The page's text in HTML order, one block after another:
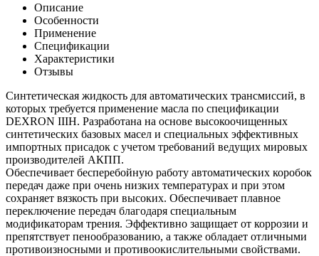
Описание
Особенности
Применение
Спецификации
Характеристики
Отзывы
Синтетическая жидкость для автоматических трансмиссий, в
которых требуется применение масла по спецификации
DEXRON IIIH. Разработана на основе высокоочищенных
синтетических базовых масел и специальных эффективных
импортных присадок с учетом требований ведущих мировых
производителей АКПП.
Обеспечивает бесперебойную работу автоматических коробок
передач даже при очень низких температурах и при этом
сохраняет вязкость при высоких. Обеспечивает плавное
переключение передач благодаря специальным
модификаторам трения. Эффективно защищает от коррозии и
препятствует пенообразованию, а также обладает отличными
противоизносными и противоокислительными свойствами.